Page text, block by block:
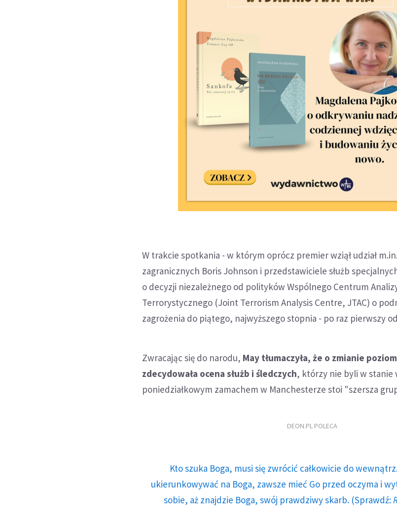
W trakcie spotkania - w którym oprócz premier wziął udział
zagranicznych Boris Johnson i przedstawiciele służb
o decyzji niezależnego od polityków Wspólnego Centrum
Terrorystycznego (Joint Terrorism Analysis Centre, JTAC) o
zagrożenia do piątego, najwyższego stopnia - po raz pierwszy
Zwracając się do narodu, May tłumaczyła, że o zmianie
zdecydowała ocena służb i śledczych, którzy nie byli w stanie
poniedziałkowym zamachem w Manchesterze stoi "szersza
DEON.PL POLECA
Kto szuka Boga, musi się zwrócić całkowicie do
ukierunkowywać na Boga, zawsze mieć Go przed oczyma i
sobie, aż znajdzie Boga, swój prawdziwy skarb. (Sprawdź: